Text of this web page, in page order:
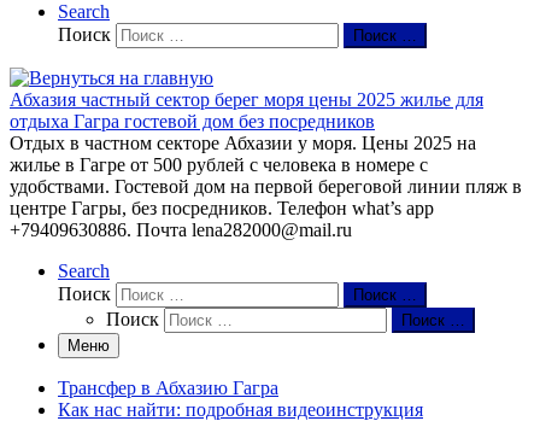
Search
Поиск
Поиск …
Абхазия частный сектор берег моря цены 2025 жилье для
отдыха Гагра гостевой дом без посредников
Отдых в частном секторе Абхазии у моря. Цены 2025 на
жилье в Гагре от 500 рублей с человека в номере с
удобствами. Гостевой дом на первой береговой линии пляж в
центре Гагры, без посредников. Телефон what’s app
+79409630886. Почта lena282000@mail.ru
Search
Поиск
Поиск …
Поиск
Поиск …
Меню
Трансфер в Абхазию Гагра
Как нас найти: подробная видеоинструкция